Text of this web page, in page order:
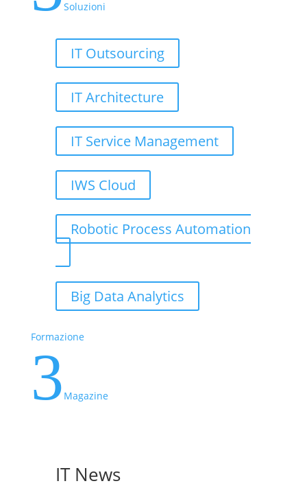
Soluzioni
IT Outsourcing
IT Architecture
IT Service Management
IWS Cloud
Robotic Process Automation
Big Data Analytics
Formazione
3 Magazine
IT News